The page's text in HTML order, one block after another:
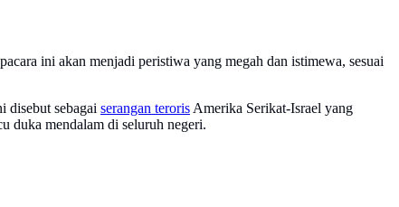
ini akan menjadi peristiwa yang megah dan istimewa, sesuai
disebut sebagai serangan teroris Amerika Serikat-Israel yang
duka mendalam di seluruh negeri.